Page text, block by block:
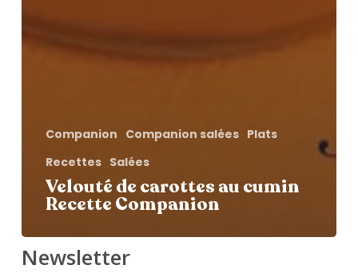
Companion Companion salées Plats
Recettes Salées
Velouté de carottes au cumin
Recette Companion
Newsletter